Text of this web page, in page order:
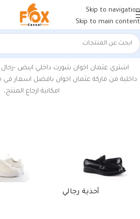
Skip to navigation
Skip to main content
الرئيسية/منتجات تحت الوسم “اسعار اطقم
اشتري عثمان اخوان شورت داخلي ابيض -
داخلية من ماركة عثمان اخوان بافضل اسعار في
امكانية ارجاع المنتج،
أحذية رجالي